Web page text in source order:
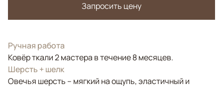
Запросить цену
Ручная работа
Ковёр ткали 2 мастера в течение 8 месяцев.
Шерсть + шелк
Овечья шерсть – мягкий на ощупь, эластичный и